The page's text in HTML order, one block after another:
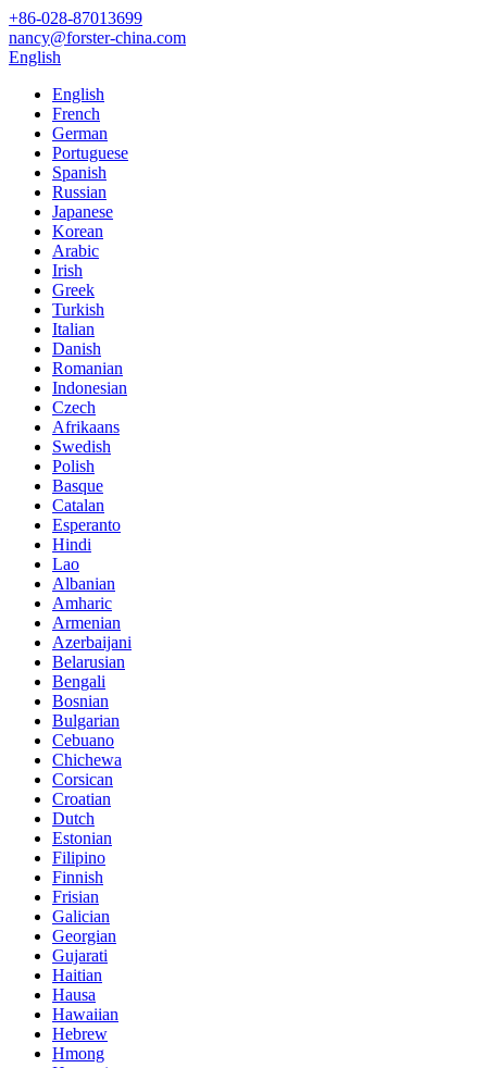
+86-028-87013699
nancy@forster-china.com
English
English
French
German
Portuguese
Spanish
Russian
Japanese
Korean
Arabic
Irish
Greek
Turkish
Italian
Danish
Romanian
Indonesian
Czech
Afrikaans
Swedish
Polish
Basque
Catalan
Esperanto
Hindi
Lao
Albanian
Amharic
Armenian
Azerbaijani
Belarusian
Bengali
Bosnian
Bulgarian
Cebuano
Chichewa
Corsican
Croatian
Dutch
Estonian
Filipino
Finnish
Frisian
Galician
Georgian
Gujarati
Haitian
Hausa
Hawaiian
Hebrew
Hmong